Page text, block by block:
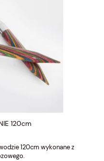
120cm
120cm wykonane z